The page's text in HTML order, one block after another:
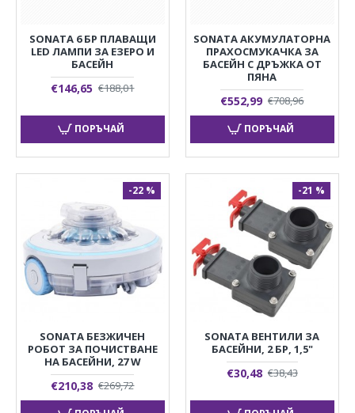
SONATA 6 БР ПЛАВАЩИ
LED ЛАМПИ ЗА ЕЗЕРО И
БАСЕЙН
€146,65 €188,01
ПОРЪЧАЙ
SONATA АКУМУЛАТОРНА
ПРАХОСМУКАЧКА ЗА
БАСЕЙН С ДРЪЖКА ОТ
ПЯНА
€552,99 €708,96
ПОРЪЧАЙ
-22 %
SONATA БЕЗЖИЧЕН
РОБОТ ЗА ПОЧИСТВАНЕ
НА БАСЕЙНИ, 27 W
€210,38 €269,72
-21 %
SONATA ВЕНТИЛИ ЗА
БАСЕЙНИ, 2 БР, 1,5"
€30,48 €38,43